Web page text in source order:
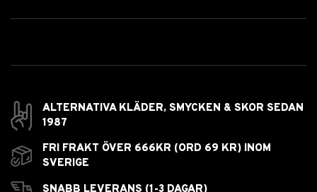
ALTERNATIVA KLÄDER, SMYCKEN & SKOR SEDAN
1987
FRI FRAKT ÖVER 666KR (ORD 69 KR) INOM
SVERIGE